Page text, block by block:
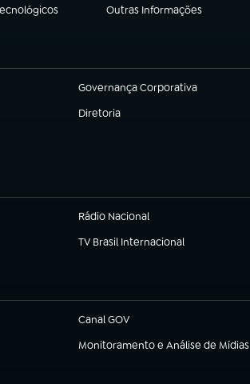
Outras Informações
(abre em nova aba)
Governança Corporativa
(abre em nova aba)
Diretoria
(abre em nova aba)
Rádio Nacional
TV Brasil Internacional
(abre em nova aba)
Canal GOV
(abre em nova aba)
Monitoramento e Análise de Mídias
(abre em nova aba)